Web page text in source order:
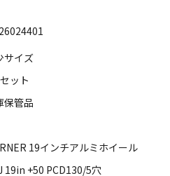
サイズ
ット
保管品
19インチアルミホイール
19in +50 PCD130/5穴